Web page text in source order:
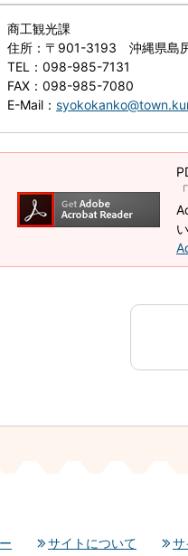
商工観光課
住所 ：〒901-3193 沖縄県島
TEL
：098-985-7131
FAX ：098-985-7080
E-Mail ：
い
サイトについて サ